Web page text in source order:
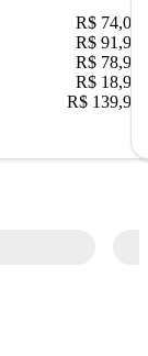
R$ 74,00
R$ 91,90
R$ 78,90
R$ 18,90
R$ 139,90